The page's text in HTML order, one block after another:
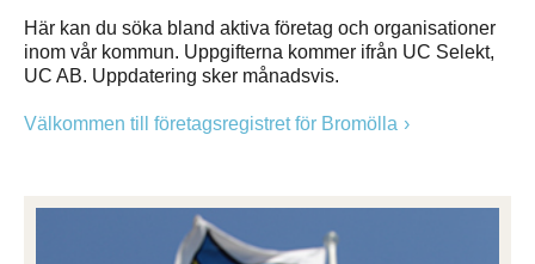
Här kan du söka bland aktiva företag och organisationer
inom vår kommun. Uppgifterna kommer ifrån UC Selekt,
UC AB. Uppdatering sker månadsvis.
Välkommen till företagsregistret för Bromölla